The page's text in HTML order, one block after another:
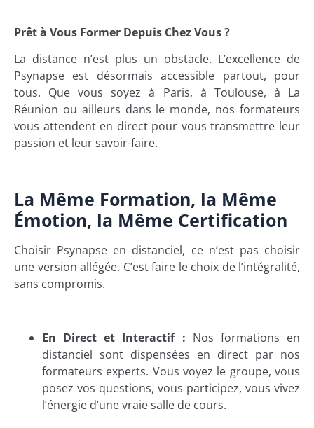
Prêt à Vous Former Depuis Chez Vous ?
La distance n’est plus un obstacle. L’excellence de
Psynapse est désormais accessible partout, pour
tous. Que vous soyez à Paris, à Toulouse, à La
Réunion ou ailleurs dans le monde, nos formateurs
vous attendent en direct pour vous transmettre leur
passion et leur savoir-faire.
La Même Formation, la Même
Émotion, la Même Certification
Choisir Psynapse en distanciel, ce n’est pas choisir
une version allégée. C’est faire le choix de l’intégralité,
sans compromis.
En Direct et Interactif : Nos formations en
distanciel sont dispensées en direct par nos
formateurs experts. Vous voyez le groupe, vous
posez vos questions, vous participez, vous vivez
l’énergie d’une vraie salle de cours.